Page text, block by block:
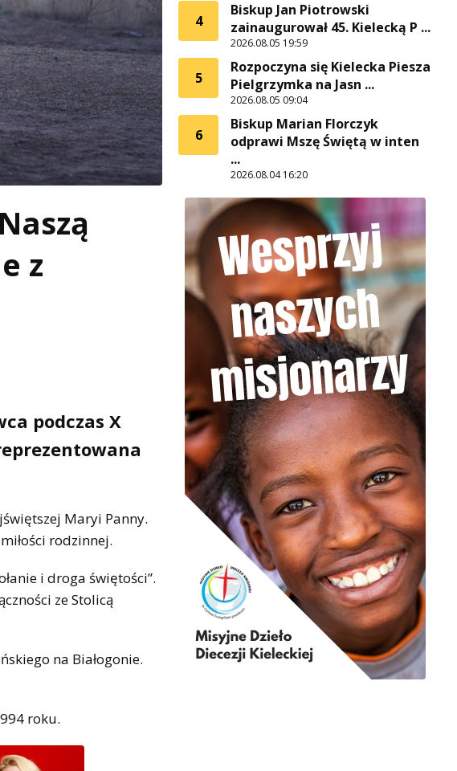
z
podczas X
Maryi Panny.
rodzinnej.
i droga świętości”.
ze Stolicą
na Białogonie.
roku.
4
Biskup Jan Piotrowski
zainaugurował 45. Kielecką P ...
2026.08.05 19:59
5
Rozpoczyna się Kielecka Piesza
Pielgrzymka na Jasn ...
2026.08.05 09:04
6
Biskup Marian Florczyk
odprawi Mszę Świętą w inten
...
2026.08.04 16:20